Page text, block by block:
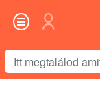
megtalálod